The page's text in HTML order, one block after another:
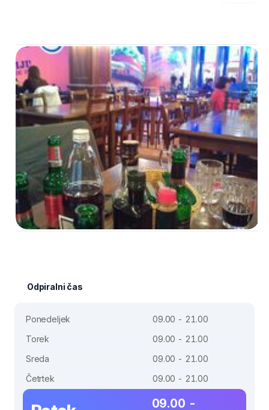
Odpiralni čas
Ponedeljek
09.00 - 21.00
Torek
09.00 - 21.00
Sreda
09.00 - 21.00
Četrtek
09.00 - 21.00
09.00 -